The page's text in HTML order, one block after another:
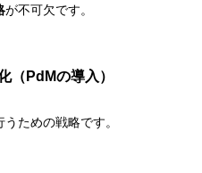
が不可欠です。
（PdMの導入）
うための戦略です。